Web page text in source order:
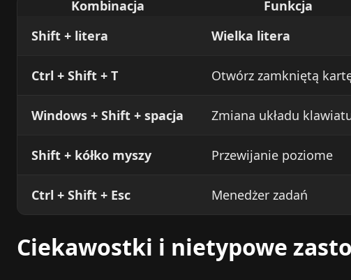
Kombinacja
Funkcja
Shift + litera
Wielka litera
Ctrl + Shift + T Otwórz zamkniętą
Windows + Shift + spacja Zmiana układu
Shift + kółko myszy Przewijanie poziome
Ctrl + Shift + Esc Menedżer zadań
Ciekawostki i nietypowe